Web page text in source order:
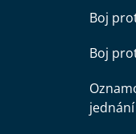
Boj
Boj
jednání